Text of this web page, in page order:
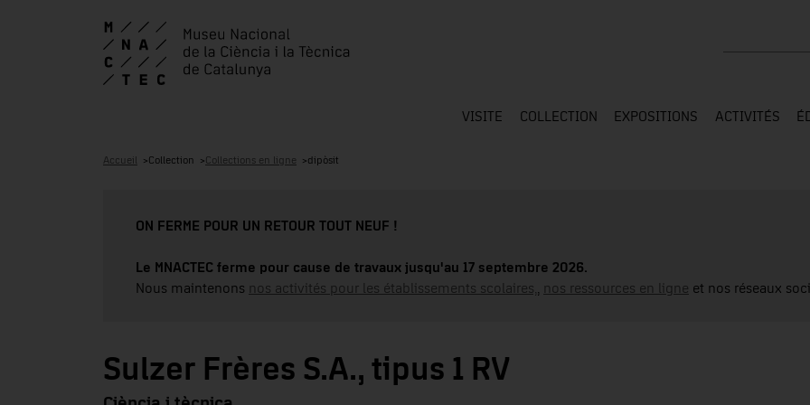
VISITE COLLECTION EXPOSITIONS ACTIVITÉS
Accueil Collection Collections en ligne dipòsit
ON FERME POUR UN RETOUR TOUT NEUF !
Le MNACTEC ferme pour cause de travaux jusqu'au 17 septembre 2026.
Nous maintenons nos activités pour les établissements scolaires, nos ressources en ligne et nos réseaux
Sulzer Frères S.A., tipus 1 RV